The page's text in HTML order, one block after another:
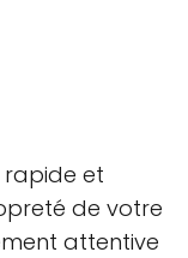
rapide et
de votre
attentive